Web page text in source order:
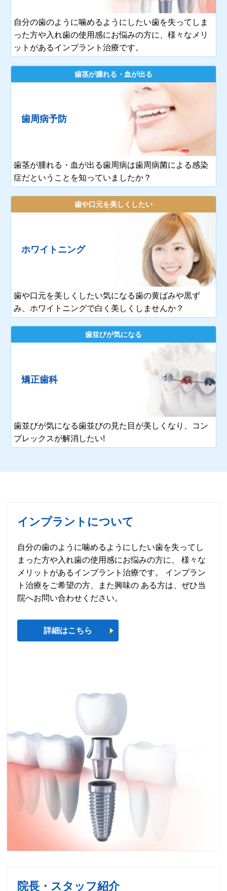
自分の歯のように噛めるようにしたい歯を失ってしま
った方や入れ歯の使用感にお悩みの方に、様々なメリ
ットがあるインプラント治療です。
歯茎が腫れる・血が出る
歯周病予防
歯茎が腫れる・血が出る歯周病は歯周病菌による感染
症だということを知っていましたか？
歯や口元を美しくしたい
ホワイトニング
歯や口元を美しくしたい気になる歯の黄ばみや黒ず
み、ホワイトニングで白く美しくしませんか？
歯並びが気になる
矯正歯科
歯並びが気になる歯並びの見た目が美しくなり、コン
プレックスが解消したい!
インプラントについて
自分の歯のように噛めるようにしたい歯を失ってし
まった方や入れ歯の使用感にお悩みの方に、 様々な
メリットがあるインプラント治療です。 インプラン
ト治療をご希望の方、また興味の ある方は、ぜひ当
院へお問い合わせください。
詳細はこちら
院長・スタッフ紹介